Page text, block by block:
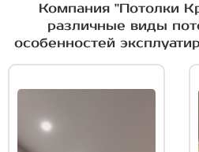
Компания "Потолки
различные виды
особенностей